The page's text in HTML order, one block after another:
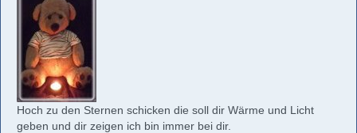
Hoch zu den Sternen schicken die soll dir Wärme und Licht
geben und dir zeigen ich bin immer bei dir.